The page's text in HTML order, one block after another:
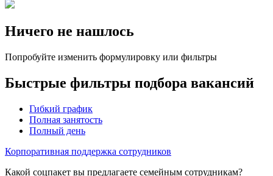
Ничего не нашлось
Попробуйте изменить формулировку или фильтры
Быстрые фильтры подбора вакансий
Гибкий график
Полная занятость
Полный день
Корпоративная поддержка сотрудников
Какой соцпакет вы предлагаете семейным сотрудникам?